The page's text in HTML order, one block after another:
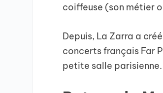
coiffeuse (son métier
Depuis, La Zarra a
concerts français Far
petite salle parisienne.